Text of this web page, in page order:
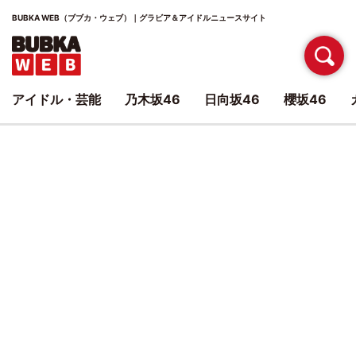
BUBKA WEB（ブブカ・ウェブ）｜グラビア＆アイドルニュースサイト
アイドル・芸能 乃木坂46 日向坂46 櫻坂46